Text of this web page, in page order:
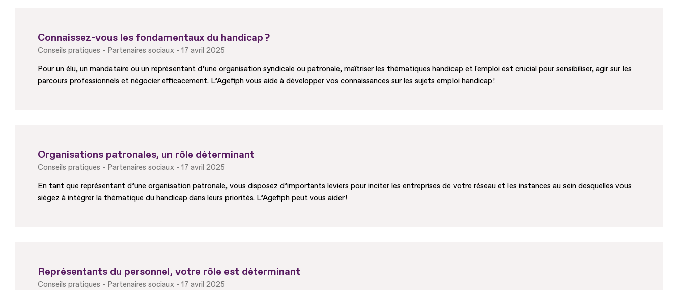
Connaissez-vous les fondamentaux du handicap ?
Conseils pratiques Partenaires sociaux
17 avril 2025
Pour un élu, un mandataire ou un représentant d’une organisation syndicale ou patronale, maîtriser les thématiques handicap et l'emploi est crucial pour sensibiliser, agir sur les
parcours professionnels et négocier efficacement. L’Agefiph vous aide à développer vos connaissances sur les sujets emploi handicap !
Organisations patronales, un rôle déterminant
Conseils pratiques Partenaires sociaux
17 avril 2025
En tant que représentant d’une organisation patronale, vous disposez d’importants leviers pour inciter les entreprises de votre réseau et les instances au sein desquelles vous
siégez à intégrer la thématique du handicap dans leurs priorités. L’Agefiph peut vous aider !
Représentants du personnel, votre rôle est déterminant
Conseils pratiques Partenaires sociaux
17 avril 2025